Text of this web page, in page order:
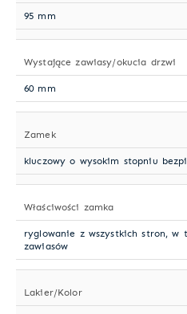
95 mm
Wystające zawiasy/okucia drzwi
60 mm
Zamek
kluczowy o wysokim stopniu
Właściwości zamka
ryglowanie z wszystkich stron, w
zawiasów
Lakier/Kolor